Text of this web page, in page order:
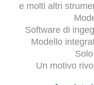
e molti altri
Software di
Modello
Un motivo